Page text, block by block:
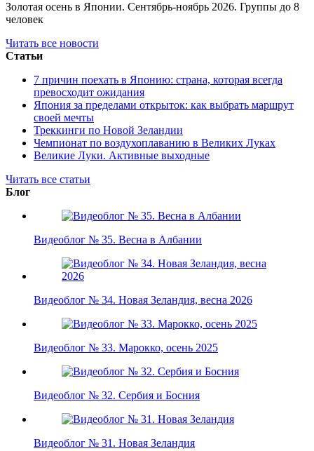
Золотая осень в Японии. Сентябрь-ноябрь 2026. Группы до 8
человек
Читать все новости
Статьи
7 причин поехать в Японию: страна, которая всегда
превосходит ожидания
Япония за пределами открыток: как выбрать маршрут
своей мечты
Треккинги по Новой Зеландии
Чемпионат по воздухоплаванию в Великих Луках
Великие Луки. Активные выходные
Читать все статьи
Блог
Видеоблог № 35. Весна в Албании
Видеоблог № 34. Новая Зеландия, весна 2026
Видеоблог № 33. Марокко, осень 2025
Видеоблог № 32. Сербия и Босния
Видеоблог № 31. Новая Зеландия